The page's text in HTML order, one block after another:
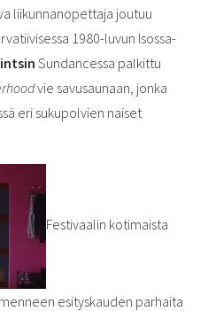
liikunnanopettaja joutuu
1980-luvun Isossa-
Sundancessa palkittu
vie savusaunaan, jonka
eri sukupolvien naiset
Festivaalin kotimaista
esityskauden parhaita